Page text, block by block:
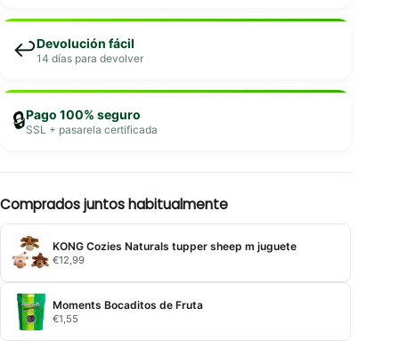
↩️Devolución fácil
14 días para devolver
🔒Pago 100% seguro
SSL + pasarela certificada
Comprados juntos habitualmente
KONG Cozies Naturals tupper sheep m juguete
€12,99
Moments Bocaditos de Fruta
€1,55